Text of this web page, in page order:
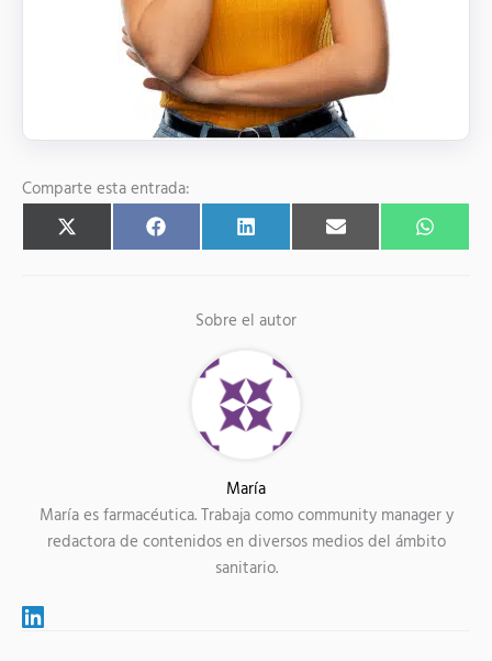
Comparte esta entrada:
Compartir
en
X
(
Compartir
en
F
a
Compartir
en
L
i
Compartir
en
E
m en
W
h
Sobre el autor
María
María es farmacéutica. Trabaja como community manager y
redactora de contenidos en diversos medios del ámbito
sanitario.